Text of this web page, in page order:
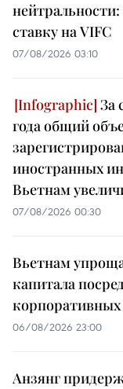
ставку на VIFC
07/08/2026 03:10
За
года общий
иностранных
Вьетнам
07/08/2026 00:30
Вьетнам
капитала
корпоративных
06/08/2026 23:00
Анзянг